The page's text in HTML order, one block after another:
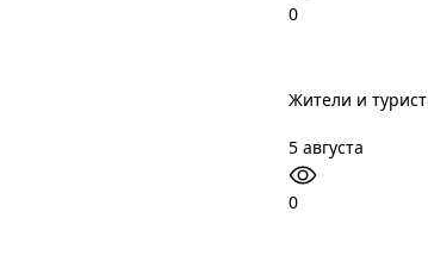
0
Жители и
5 августа
0